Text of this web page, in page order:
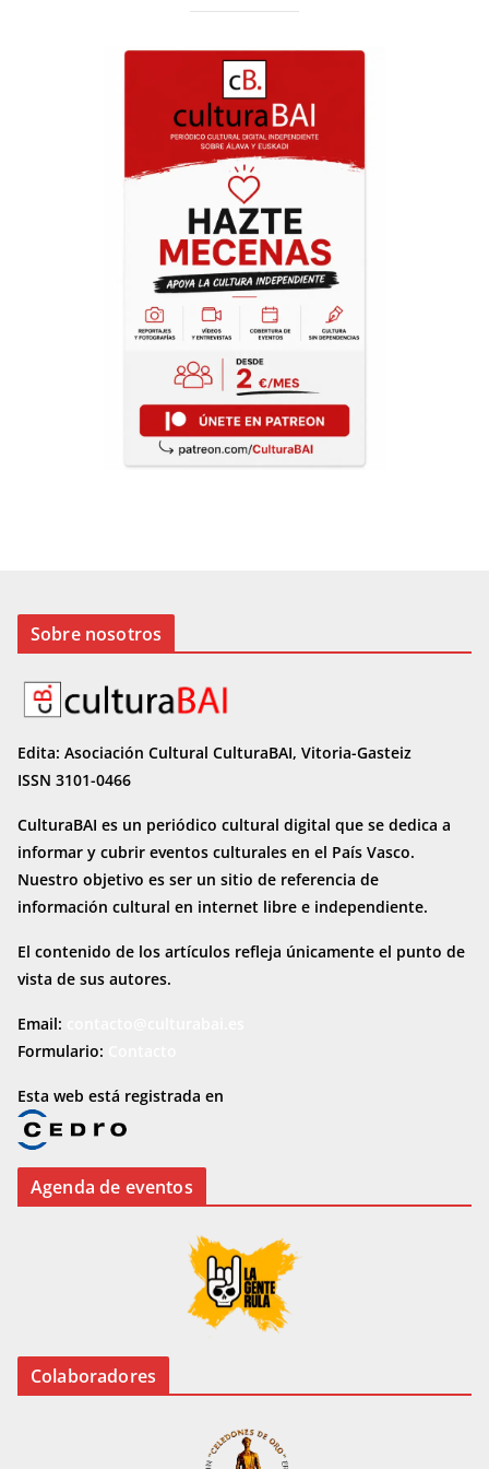
Sobre nosotros
Edita: Asociación Cultural CulturaBAI, Vitoria-Gasteiz
ISSN 3101-0466
CulturaBAI es un periódico cultural digital que se dedica a
informar y cubrir eventos culturales en el País Vasco.
Nuestro objetivo es ser un sitio de referencia de
información cultural en internet libre e independiente.
El contenido de los artículos refleja únicamente el punto de
vista de sus autores.
Email:
Formulario:
Esta web está registrada en
Agenda de eventos
Colaboradores